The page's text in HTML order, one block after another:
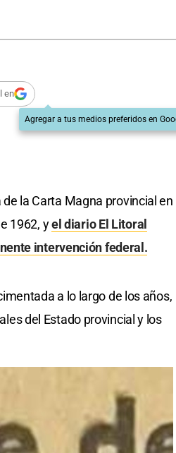
en
Agregar a tus medios preferidos en
la Carta Magna provincial en
1962, yel diario El Litoral
intervención federal.
a lo largo de los años,
del Estado provincial y los